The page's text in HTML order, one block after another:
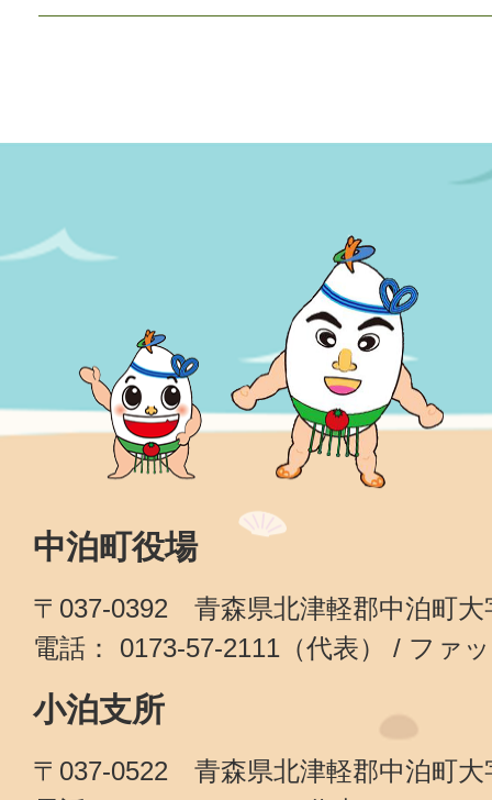
中泊町役場
〒037-0392 青森県北津軽郡中泊町大
電話： 0173-57-2111（代表） / ファ
小泊支所
〒037-0522 青森県北津軽郡中泊町大